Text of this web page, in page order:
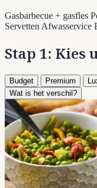
Gasbarbecue + gasfles
ServettenAfwasservice
Stap 1: Kies
Budget Premium
Wat is het verschil?